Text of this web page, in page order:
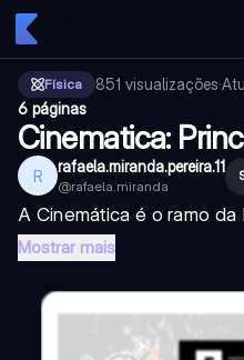
Física 851 visualizações·
6 páginas
Cinematica:
R rafaela.miranda.pereira.11
@rafaela.miranda
A Cinemática é o ramo da
Mostrar mais